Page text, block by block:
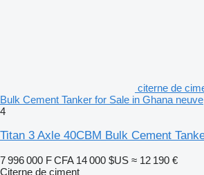
citerne de
Bulk Cement Tanker for Sale in Ghana neuve
4
Titan 3 Axle 40CBM Bulk Cement
7 996 000 F CFA 14 000 $US ≈ 12 190 €
Citerne de ciment